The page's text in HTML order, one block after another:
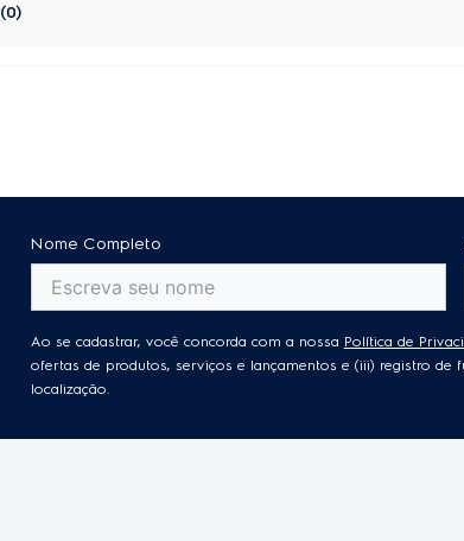
0
Nome Completo
Ao se cadastrar, você concorda com a nossa Política de
ofertas de produtos, serviços e lançamentos e (iii) registro de
localização.